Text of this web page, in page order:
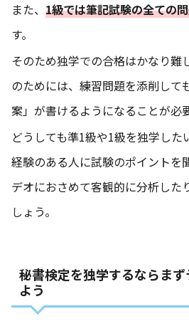
また、 1級では筆記試験の全ての
す。
そのため独学での合格はかなり難
のためには、練習問題を添削して
案」が書けるようになることが必
どうしても準1級や1級を独学した
経験のある人に試験のポイントを
デオにおさめて客観的に分析した
しょう。
秘書検定を独学するならま
よう